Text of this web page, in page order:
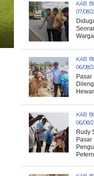
KAB.
07/08/
KAB.
06/08/
Pasar
KAB.
06/08/
Rudy